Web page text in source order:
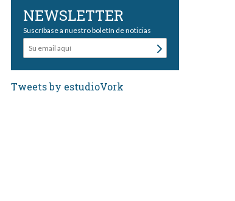
NEWSLETTER
Suscríbase a nuestro boletín de noticias
Tweets by estudioVork